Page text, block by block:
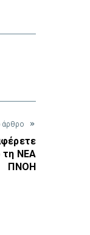
άρθρο
τη ΝΕΑ
ΠΝΟΗ